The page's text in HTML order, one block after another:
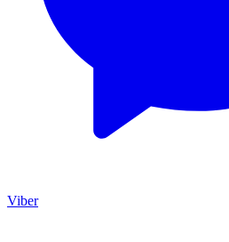
Viber